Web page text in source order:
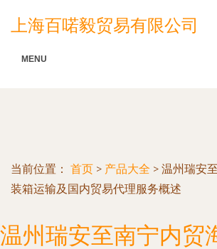
上海百喏毅贸易有限公司
MENU
当前位置： 首页 > 产品大全 > 温州瑞安
装箱运输及国内贸易代理服务概述
温州瑞安至南宁内贸